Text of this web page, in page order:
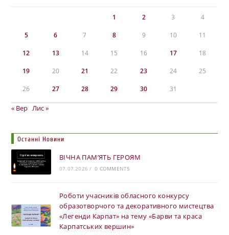
1 2 3 4
5 6 7 8 9 10 11
12 13 14 15 16 17 18
19 20 21 22 23 24 25
26 27 28 29 30 31
« Вер Лис »
Останні Новини
ВІЧНА ПАМ’ЯТЬ ГЕРОЯМ
07.07.2026 / 0 COMMENTS
Роботи учасників обласного конкурсу
образотворчого та декоративного мистецтва
«Легенди Карпат» на тему «Барви та краса
Карпатських вершин»